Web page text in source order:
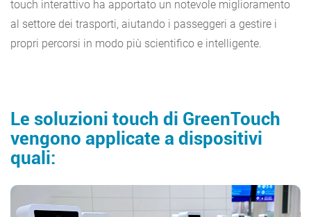
touch interattivo ha apportato un notevole miglioramento
al settore dei trasporti, aiutando i passeggeri a gestire i
propri percorsi in modo più scientifico e intelligente.
Le soluzioni touch di GreenTouch
vengono applicate a dispositivi
quali: